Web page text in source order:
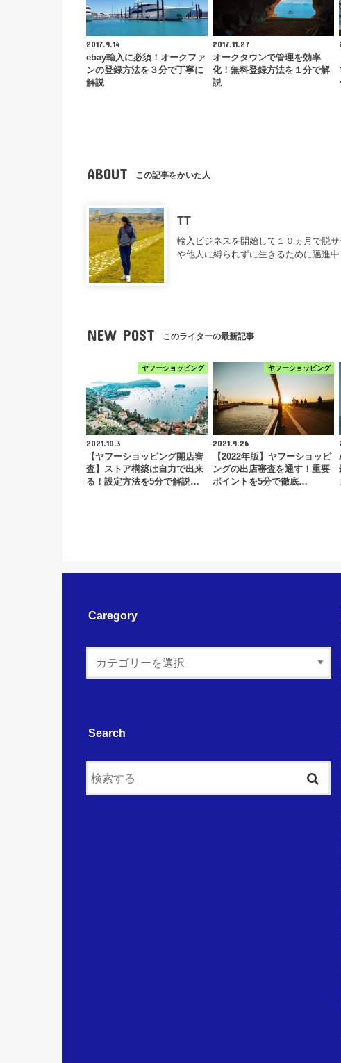
2017.9.14
ebay輸入に必須！オークファ
ンの登録方法を３分で丁寧に
解説
2017.11.27
オークタウンで管理を効率
化！無料登録方法を１分で解
説
ABOUT この記事をかいた人
TT
輸入ビジネスを開始して１０ヵ月で脱
や他人に縛られずに生きるために邁進中
NEW POST このライターの最新記事
ヤフーショッピング
2021.10.3
【ヤフーショッピング開店審
査】ストア構築は自力で出来
る！設定方法を5分で解説…
ヤフーショッピング
2021.9.26
【2022年版】ヤフーショッピ
ングの出店審査を通す！重要
ポイントを5分で徹底…
Caregory
Search